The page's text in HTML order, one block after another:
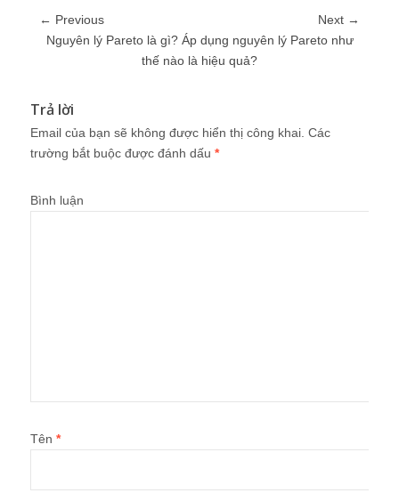
← Previous
Next →
Nguyên lý Pareto là gì? Áp dụng nguyên lý Pareto như
thế nào là hiệu quả?
Trả lời
Email của bạn sẽ không được hiển thị công khai. Các
trường bắt buộc được đánh dấu *
Bình luận
Tên *